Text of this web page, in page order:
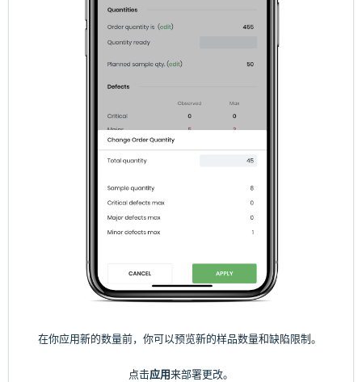
在你应用新的数量前，你可以预览新的样品数量和缺陷限制。
点击应用来部署更改。